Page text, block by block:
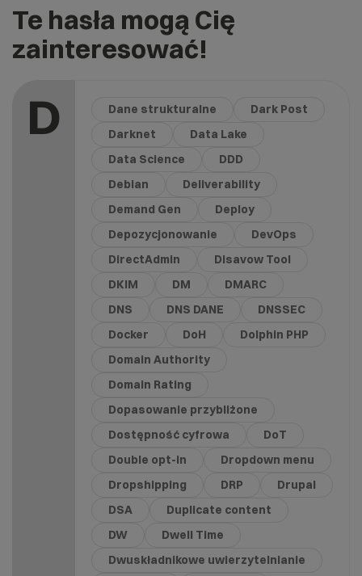
Te hasła mogą Cię
zainteresować!
D Dane strukturalne
Dark Post
Darknet
Data Lake
Data Science
DDD
Debian
Deliverability
Demand Gen
Deploy
Depozycjonowanie
DevOps
DirectAdmin
Disavow Tool
DKIM
DM
DMARC
DNS
DNS DANE
DNSSEC
Docker
DoH
Dolphin PHP
Domain Authority
Domain Rating
Dopasowanie przybliżone
Dostępność cyfrowa
DoT
Double opt-in
Dropdown menu
Dropshipping
DRP
Drupal
DSA
Duplicate content
DW
Dwell Time
Dwuskładnikowe uwierzytelnianie